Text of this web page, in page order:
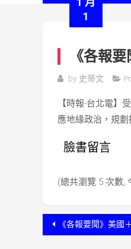
1
《各報
by 史蒂文
【時報-台北電】
應地緣政治，規
臉書留言
(總共瀏覽 5 次數,
文
《各報要聞》美國